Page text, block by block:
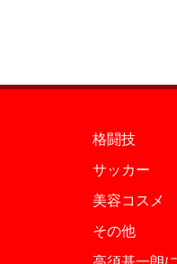
格闘技
サッカー
美容コスメ
その他